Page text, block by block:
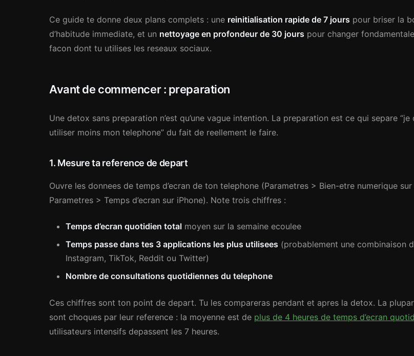
Ce guide te donne deux plans complets : une reinitialisation rapide de 7 jours pour briser la
d’habitude immediate, et un nettoyage en profondeur de 30 jours pour changer
facon dont tu utilises les reseaux sociaux.
Avant de commencer : preparation
Une detox sans preparation n’est qu’une vague intention. La preparation est ce qui separe “je
utiliser moins mon telephone” du fait de reellement le faire.
1. Mesure ta reference de depart
Ouvre les donnees de temps d’ecran de ton telephone (Parametres > Bien-etre numerique
Parametres > Temps d’ecran sur iPhone). Note trois chiffres :
Temps d’ecran quotidien total moyen sur la semaine ecoulee
Temps passe dans tes 3 applications les plus utilisees (probablement une combinaison
Instagram, TikTok, Reddit ou Twitter)
Nombre de consultations quotidiennes du telephone
Ces chiffres sont ton point de depart. Tu les compareras pendant et apres la detox. La
sont choques par leur reference : la moyenne est de plus de 4 heures de temps d’ecran
utilisateurs intensifs depassent les 7 heures.